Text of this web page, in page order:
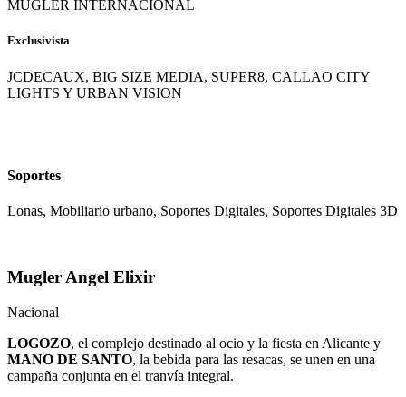
MUGLER INTERNACIONAL
Exclusivista
JCDECAUX, BIG SIZE MEDIA, SUPER8, CALLAO CITY
LIGHTS Y URBAN VISION
Soportes
Lonas, Mobiliario urbano, Soportes Digitales, Soportes Digitales 3D
Mugler Angel Elixir
Nacional
LOGOZO, el complejo destinado al ocio y la fiesta en Alicante y
MANO DE SANTO, la bebida para las resacas, se unen en una
campaña conjunta en el tranvía integral.